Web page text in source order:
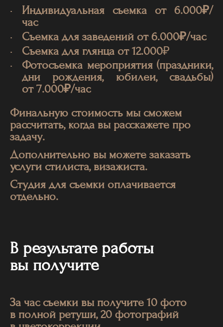
Индивидуальная съемка от 6.000₽/
час
Съемка для заведений от 6.000₽/час
Съемка для глянца от 12.000₽
Фотосъемка мероприятия (праздники,
дни рождения, юбилеи, свадьбы)
от 7.000₽/час
Финальную стоимость мы сможем
рассчитать, когда вы расскажете про
задачу.
Дополнительно вы можете заказать
услуги стилиста, визажиста.
Студия для съемки оплачивается
отдельно.
В результате работы
вы получите
За час съемки вы получите 10 фото
в полной ретуши, 20 фотографий